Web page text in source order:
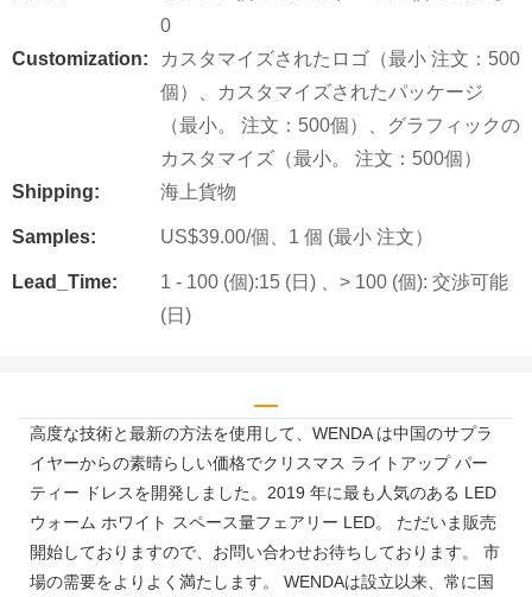
0
Customization:
カスタマイズされたロゴ（最小 注文：500
個）、カスタマイズされたパッケージ
（最小。 注文：500個）、グラフィックの
カスタマイズ（最小。 注文：500個）
Shipping:
海上貨物
Samples: US$39.00/個、1 個 (最小 注文）
Lead_Time:
1 - 100 (個):15 (日) 、> 100 (個): 交渉可能
(日)
高度な技術と最新の方法を使用して、WENDA は中国のサプラ
イヤーからの素晴らしい価格でクリスマス ライトアップ パー
ティー ドレスを開発しました。2019 年に最も人気のある LED
ウォーム ホワイト スペース量フェアリー LED。 ただいま販売
開始しておりますので、お問い合わせお待ちしております。 市
場の需要をよりよく満たします。 WENDAは設立以来、常に国